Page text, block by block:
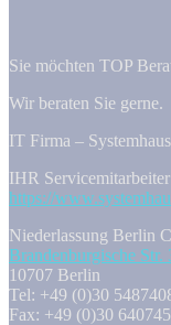
Sie möchten TOP
Wir beraten Sie gerne.
IT Firma –
IHR
https://
Niederlassung Berlin
Brandenburgische Str.
10707 Berlin
Tel: +49 (0)30
Fax: +49 (0)30